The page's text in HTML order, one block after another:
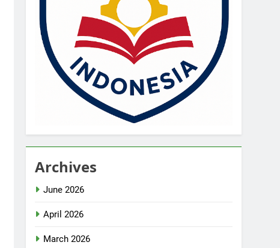
Archives
June 2026
April 2026
March 2026